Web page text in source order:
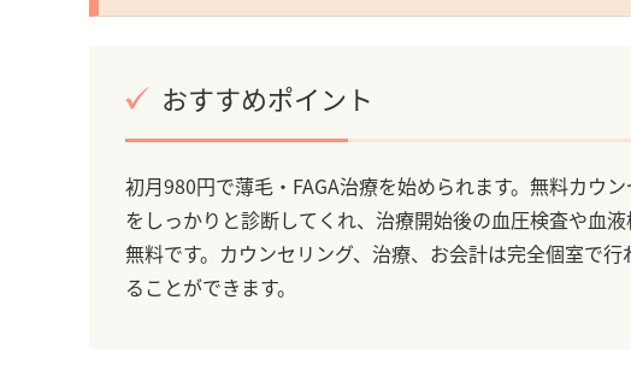
おすすめポイント
初月980円で薄毛・FAGA治療を始められます。無料カウ
をしっかりと診断してくれ、治療開始後の血圧検査や血
無料です。カウンセリング、治療、お会計は完全個室で
ることができます。